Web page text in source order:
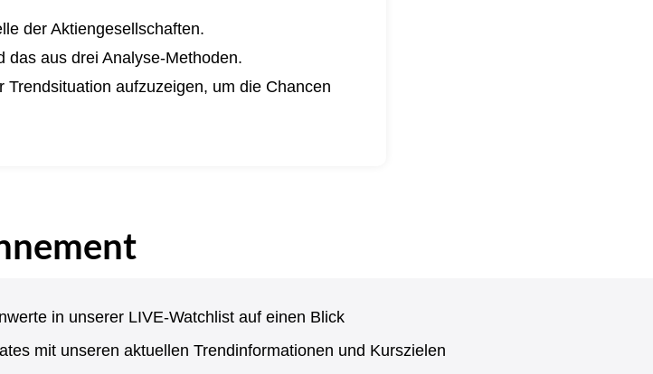
der Aktiengesellschaften.
das aus drei Analyse-Methoden.
aufzuzeigen, um die Chancen
in unserer LIVE-Watchlist auf einen Blick
mit unseren aktuellen Trendinformationen und Kurszielen